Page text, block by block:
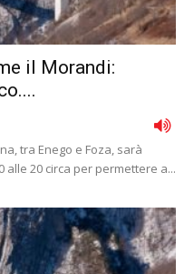
il Morandi:
tra Enego e Foza, sarà
20 circa per permettere a...